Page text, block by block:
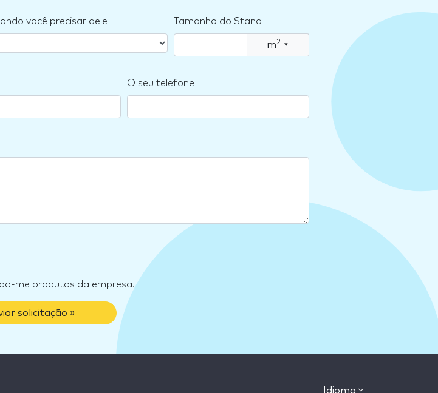
você precisar dele Tamanho do Stand
m2 ▾
O seu telefone
me produtos da empresa.
solicitação »
Idioma